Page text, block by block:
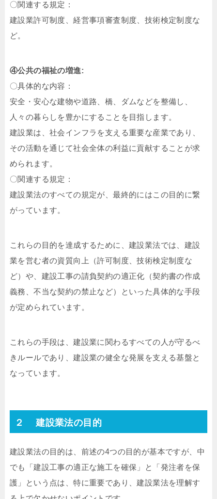
〇関連する規定：
建設業許可制度、経営事項審査制度、技術検定制度な
ど。
④公共の福祉の増進:
〇具体的な内容：
安全・安心な建物や道路、橋、ダムなどを整備し、
人々の暮らしを豊かにすることを目指します。
建設業は、社会インフラを支える重要な産業であり、
その活動を通じて社会全体の利益に貢献することが求
められます。
〇関連する規定：
建設業法のすべての規定が、最終的にはこの目的に繋
がっています。
これらの目的を達成するために、建設業法では、建設
業を営む者の資質向上（許可制度、技術検定制度な
ど）や、建設工事の請負契約の適正化（契約書の作成
義務、不当な契約の禁止など）といった具体的な手段
が定められています。
これらの手段は、建設業に関わるすべての人が守るべ
きルールであり、建設業の健全な発展を支える基盤と
なっています。
２ 建設業法の目的
建設業法の目的は、前述の4つの目的が基本ですが、中
でも「建設工事の適正な施工を確保」と「発注者を保
護」という点は、特に重要であり、建設業法を理解す